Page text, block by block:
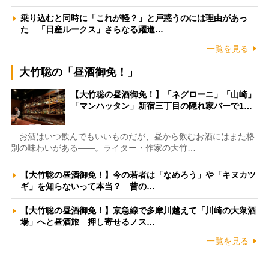
乗り込むと同時に「これが軽？」と戸惑うのには理由があっ
た 「日産ルークス」さらなる躍進…
一覧を見る
大竹聡の「昼酒御免！」
【大竹聡の昼酒御免！】「ネグローニ」「山崎」
「マンハッタン」新宿三丁目の隠れ家バーで1…
お酒はいつ飲んでもいいものだが、昼から飲むお酒にはまた格
別の味わいがある――。ライター・作家の大竹…
【大竹聡の昼酒御免！】今の若者は「なめろう」や「キヌカツ
ギ」を知らないって本当？ 昔の…
【大竹聡の昼酒御免！】京急線で多摩川越えて「川崎の大衆酒
場」へと昼酒旅 押し寄せるノス…
一覧を見る